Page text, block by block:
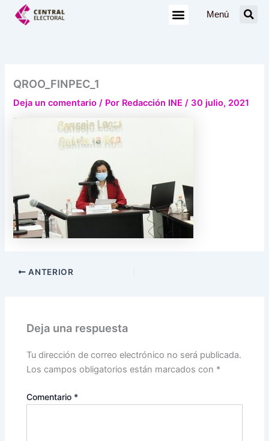
Menú
QROO_FINPEC_1
Deja un comentario / Por Redacción INE/ 30 julio, 2021
ANTERIOR
Deja una respuesta
Tu dirección de correo electrónico no será publicada.
Los campos obligatorios están marcados con *
Comentario *